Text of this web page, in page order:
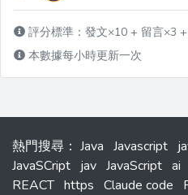
評分標準：發文×10 + 留言×3
本數據每小時更新一次
熱門搜尋 ： Java Javascript
JavaSCript jav JavaScript ai
REACT https Claude code